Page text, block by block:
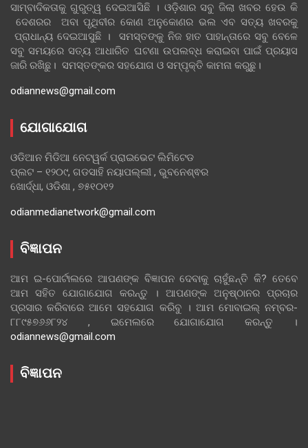
ସାମ୍ବାଦିକତାକୁ ଗୁରୁତ୍ୱ ଦେଇଆସିଛି । ଓଡ଼ିଶାର ସବୁ ଜିଲା ଖବର ହେଉ କି
ଦେଶରର ଅବା ପୃଥିବୀର କୋଣ ଅନୁକୋଣର ଭଲ ଏବ ସତ୍ୟ ଖବରକୁ
ପ୍ରାଧାନ୍ୟ ଦେଇଆସୁଛି । ସମସ୍ତଙ୍କୁ ନିଜ ହାତ ପାହାନ୍ତାରେ ସବୁ ବେଳେ
ସବୁ ସମୟରେ ସତ୍ୟ ଆଧାରିତ ଘଟଣା ଉପଲବ୍ଧ କରାଇବା ପାଇଁ ପ୍ରୟାସ
ଜାରି ରଖିଛୁ। ସମସ୍ତଙ୍କର ସହଯୋଗ ଓ ସମ୍ପୃକ୍ତି କାମନା କରୁଛୁ।
odiannews@gmail.com
ଯୋଗାଯୋଗ
ଓଡିଆନ ମିଡିଆ ନେଟୱର୍କ ପ୍ରାଇଭେଟ ଲିମିଟେଡ
ପ୍ଲଟ – ୧୨୦୯, ଗଡସାହି ନୟାପଲ୍ଲୀ , ଭୁବନେଶ୍ଵର
ଖୋର୍ଦ୍ଧା, ଓଡିଶା , ୭୫୧୦୧୨
odianmedianetwork@gmail.com
ବିଜ୍ଞାପନ
ଆମ ଇ-ପୋର୍ଟାଲରେ ଆପଣଙ୍କ ବିଜ୍ଞାପନ ଦେବାକୁ ଚାହୁଁଛନ୍ତି କି? ତେବେ
ଆମ ସହିତ ଯୋଗାଯୋଗ କରନ୍ତୁ । ଆପଣଙ୍କ ଅନୁଷ୍ଠାନର ପ୍ରଚାର
ପ୍ରସାର କରିବାରେ ଆମେ ସହଯୋଗ କରିବୁ । ଆମ ମୋବାଇଲ୍ ନମ୍ବର-
୮୮୯୫୭୬୬୮୨୪ , ଇମେଲରେ ଯୋଗାଯୋଗ କରନ୍ତୁ ।
odiannews@gmail.com
ବିଜ୍ଞାପନ